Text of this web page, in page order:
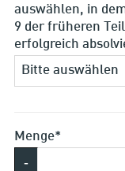
auswählen, in
9 der früheren
erfolgreich
Menge*
-